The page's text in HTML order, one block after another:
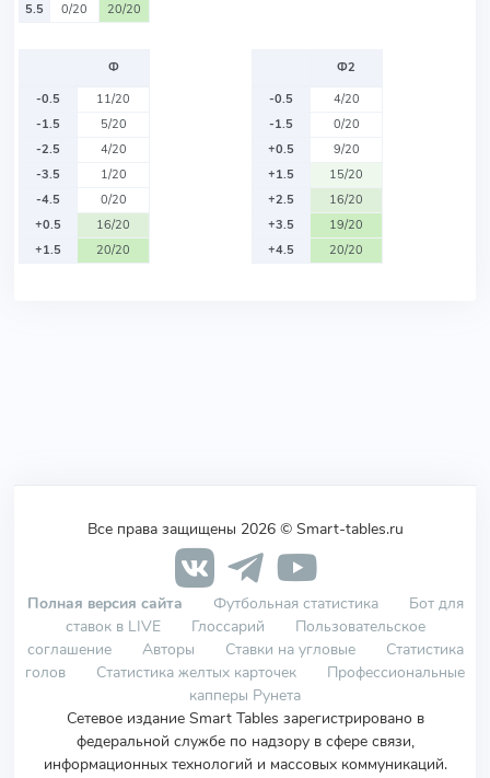
5.5
0/20 20/20
Ф
-0.5
11/20
-1.5
5/20
-2.5
4/20
-3.5
1/20
-4.5
0/20
+0.5
16/20
+1.5
20/20
Ф2
-0.5
4/20
-1.5
0/20
+0.5
9/20
+1.5
15/20
+2.5
16/20
+3.5
19/20
+4.5
20/20
Все права защищены 2026 © Smart-tables.ru
Полная версия сайта Футбольная статистика
Бот для
ставок в LIVE
Глоссарий
Пользовательское
соглашение
Авторы Ставки на угловые
Статистика
голов
Статистика желтых карточек
Профессиональные
капперы Рунета
Сетевое издание Smart Tables зарегистрировано в
федеральной службе по надзору в сфере связи,
информационных технологий и массовых коммуникаций.